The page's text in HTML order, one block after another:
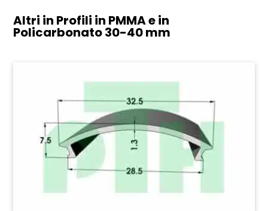
Altri in Profili in PMMA e in
Policarbonato30-40 mm